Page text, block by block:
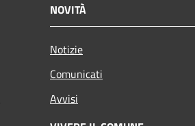
NOVITÀ
Notizie
Comunicati
Avvisi